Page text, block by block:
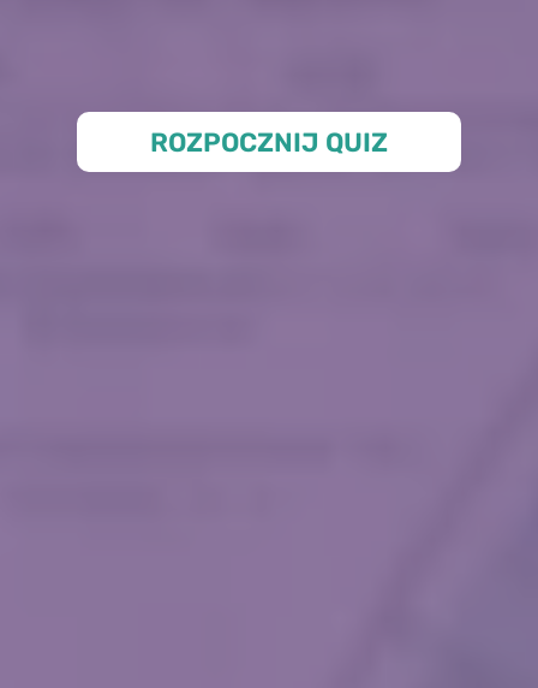
ROZPOCZNIJ QUIZ